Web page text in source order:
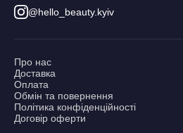
@hello_beauty.kyiv
Про нас
Доставка
Оплата
Обмін та повернення
Політика конфіденційності
Договір оферти